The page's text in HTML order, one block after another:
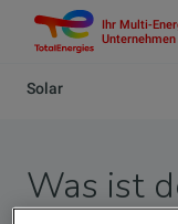
Ihr Multi-
Unternehmen
Pfadnavigation
Solar
Was ist